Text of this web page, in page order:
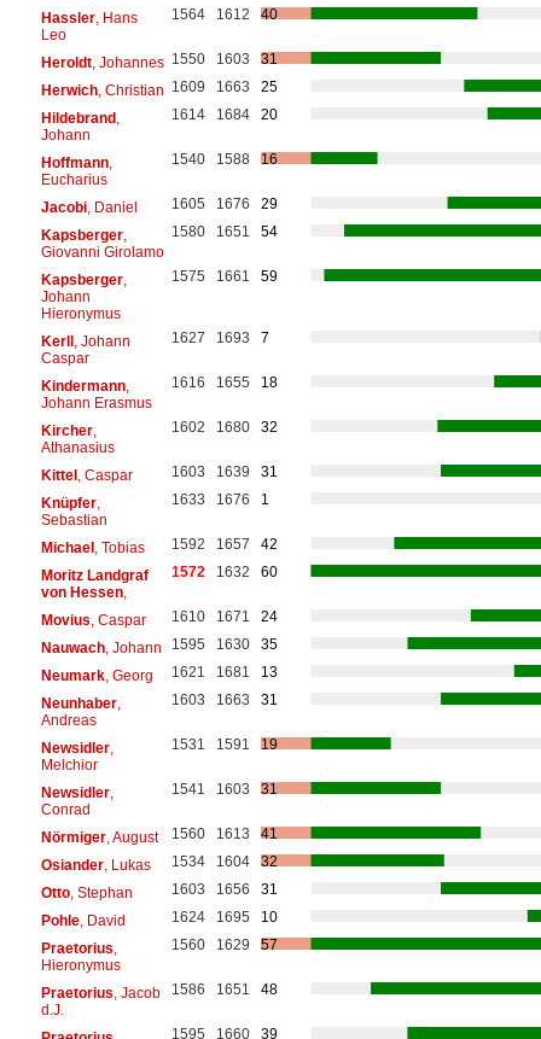
Hassler, Hans
Leo
1564 1612 40
Heroldt, Johannes 1550 1603
31
Herwich, Christian 1609 1663
25
Hildebrand,
Johann
1614 1684 20
Hoffmann,
Eucharius
1540 1588 16
Jacobi, Daniel 1605 1676
29
Kapsberger,
Giovanni Girolamo
1580 1651 54
Kapsberger,
Johann
Hieronymus
1575 1661 59
Kerll, Johann
Caspar
1627 1693 7
Kindermann,
Johann Erasmus
1616 1655 18
Kircher,
Athanasius
1602 1680 32
Kittel, Caspar 1603 1639
31
Knüpfer,
Sebastian
1633 1676 1
Michael, Tobias 1592 1657
42
Moritz Landgraf
von Hessen,
1572 1632 60
Movius , Caspar 1610 1671
24
Nauwach, Johann 1595 1630
35
Neumark, Georg 1621 1681
13
Neunhaber,
Andreas
1603 1663 31
Newsidler,
Melchior
1531 1591 19
Newsidler,
Conrad
1541 1603 31
Nörmiger, August 1560 1613
41
Osiander, Lukas 1534 1604
32
Otto, Stephan 1603 1656
31
Pohle, David 1624 1695
10
Praetorius
Hieronymus
1560 1629 57
Praetorius , Jacob
d.J.
1586 1651 48
1595 1660 39